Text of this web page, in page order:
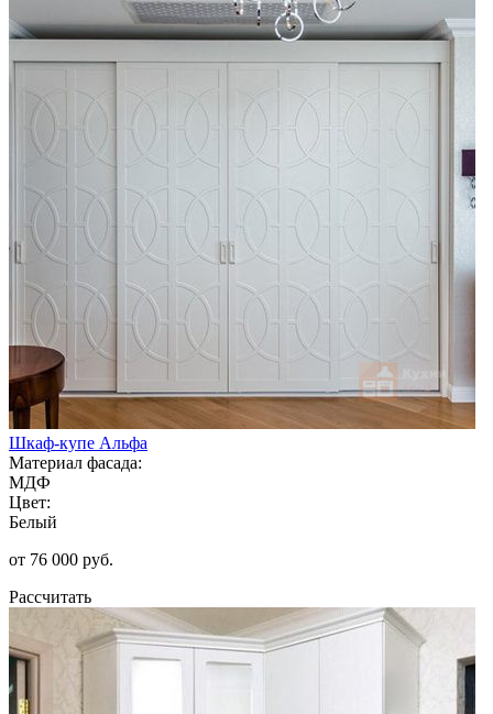
Шкаф-купе Альфа
Материал фасада:
МДФ
Цвет:
Белый
от 76 000 руб.
Рассчитать